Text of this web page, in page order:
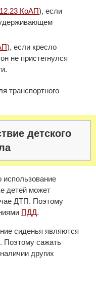
КоАП), если
), если кресло
не пристегнулся
транспортного
детского
использование
детей может
ДТП. Поэтому
ПДД.
сиденья являются
Поэтому сажать
других